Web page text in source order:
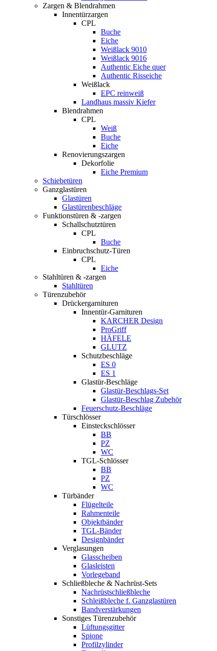
Zargen & Blendrahmen
Innentürzargen
CPL
Buche
Eiche
Weißlack 9010
Weißlack 9016
Authentic Eiche quer
Authentic Risseiche
Weißlack
EPC reinweiß
Landhaus massiv Kiefer
Blendrahmen
CPL
Weiß
Buche
Eiche
Renovierungszargen
Dekorfolie
Eiche Premium
Schiebetüren
Ganzglastüren
Glastüren
Glastürenbeschläge
Funktionstüren & -zargen
Schallschutztüren
CPL
Buche
Einbruchschutz-Türen
CPL
Eiche
Stahltüren & -zargen
Stahltüren
Türenzubehör
Drückergarnituren
Innentür-Garnituren
KARCHER Design
ProGriff
HÄFELE
GLUTZ
Schutzbeschläge
ES 0
ES 1
Glastür-Beschläge
Glastür-Beschlags-Set
Glastür-Beschlag Zubehör
Feuerschutz-Beschläge
Türschlösser
Einsteckschlösser
BB
PZ
WC
TGL-Schlösser
BB
PZ
WC
Türbänder
Flügelteile
Rahmenteile
Objektbänder
TGL-Bänder
Designbänder
Verglasungen
Glasscheiben
Glasleisten
Vorlegeband
Schließbleche & Nachrüst-Sets
Nachrüstschließbleche
Schleißbleche f. Ganzglastüren
Bandverstärkungen
Sonstiges Türenzubehör
Lüftungsgitter
Spione
Profilzylinder